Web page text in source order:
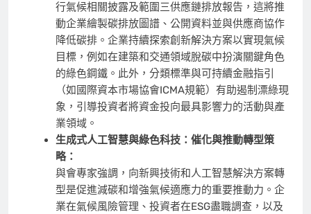
行氣候相關披露及範圍三供應鏈排放報告，這將推
動企業繪製碳排放圖譜、公開資料並與供應商協作
降低碳排。企業持續探索創新解決方案以實現氣候
目標，例如在建築和交通領域脫碳中扮演關鍵角色
的綠色鋼鐵。此外，分類標準與可持續金融指引
（如國際資本市場協會ICMA規範）有助遏制漂綠現
象，引導投資者將資金投向最具影響力的活動與產
業領域。
生成式人工智慧與綠色科技：催化與推動轉型策
略：
與會專家強調，向新興技術和人工智慧解決方案轉
型是促進減碳和增強氣候適應力的重要推動力。企
業在氣候風險管理、投資者在ESG盡職調查，以及